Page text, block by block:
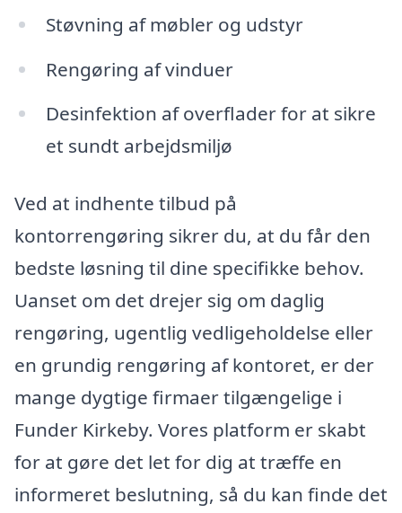
Støvning af møbler og udstyr
Rengøring af vinduer
Desinfektion af overflader for at sikre
et sundt arbejdsmiljø
Ved at indhente tilbud på
kontorrengøring sikrer du, at du får den
bedste løsning til dine specifikke behov.
Uanset om det drejer sig om daglig
rengøring, ugentlig vedligeholdelse eller
en grundig rengøring af kontoret, er der
mange dygtige firmaer tilgængelige i
Funder Kirkeby. Vores platform er skabt
for at gøre det let for dig at træffe en
informeret beslutning, så du kan finde det